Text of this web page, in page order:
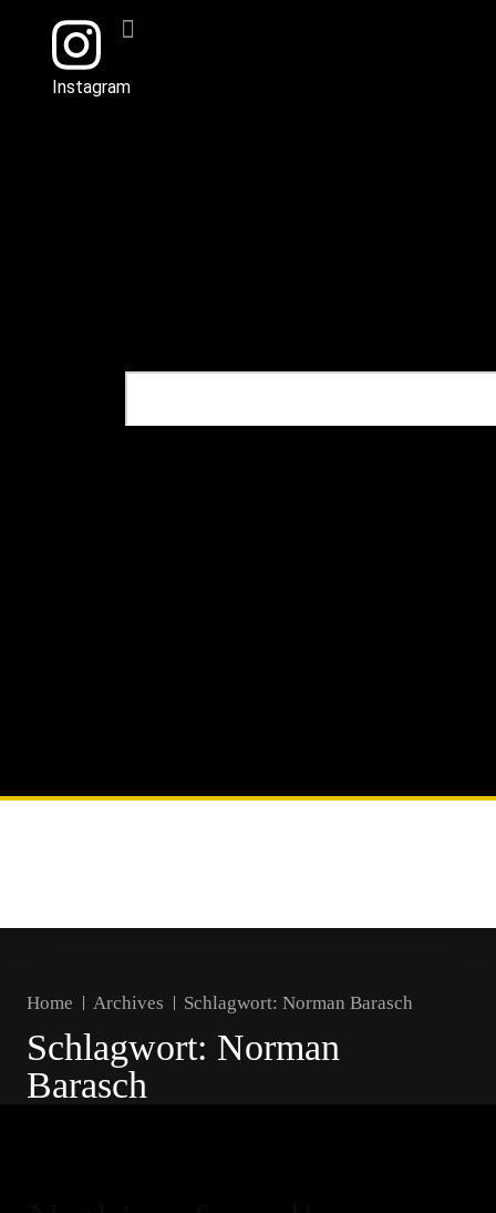
Instagram
Home Archives Schlagwort: Norman Barasch
Schlagwort: Norman
Barasch